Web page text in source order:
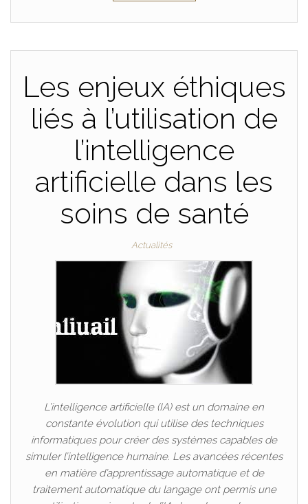
Les enjeux éthiques
liés à l’utilisation de
l’intelligence
artificielle dans les
soins de santé
Actualités
L’intelligence artificielle (IA) est un domaine en
constante évolution qui utilise des techniques
informatiques pour créer des systèmes capables de
simuler l’intelligence humaine. Les avancées récentes
en matière d’apprentissage automatique et de
traitement automatique du langage ont permis une